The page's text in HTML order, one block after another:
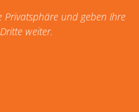
Privatsphäre und geben Ihre
weiter.